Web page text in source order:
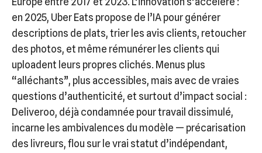
en 2025, Uber Eats propose de l’IA pour générer
descriptions de plats, trier les avis clients, retoucher
des photos, et même rémunérer les clients qui
uploadent leurs propres clichés. Menus plus
“alléchants”, plus accessibles, mais avec de vraies
questions d’authenticité, et surtout d’impact social :
Deliveroo, déjà condamnée pour travail dissimulé,
incarne les ambivalences du modèle — précarisation
des livreurs, flou sur le vrai statut d’indépendant,